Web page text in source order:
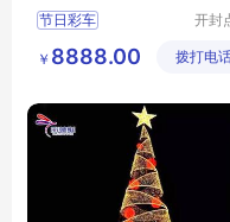
质
节日彩车
节日特定花车
民族文化花车
开封
艺术
￥ 8888.00 拨打电